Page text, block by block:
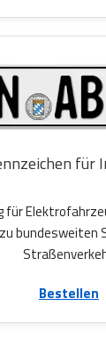
für
für
bundesweiten
Bestellen